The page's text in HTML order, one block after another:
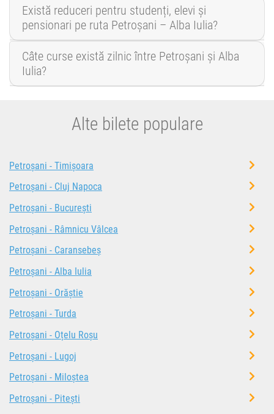
Există reduceri pentru studenți, elevi și
pensionari pe ruta Petroșani – Alba Iulia?
Câte curse există zilnic între Petroșani și Alba
Iulia?
Alte bilete populare
Petroșani - Timișoara
Petroșani - Cluj Napoca
Petroșani - București
Petroșani - Râmnicu Vâlcea
Petroșani - Caransebeș
Petroșani - Alba Iulia
Petroșani - Orăștie
Petroșani - Turda
Petroșani - Oțelu Roșu
Petroșani - Lugoj
Petroșani - Miloștea
Petroșani - Pitești